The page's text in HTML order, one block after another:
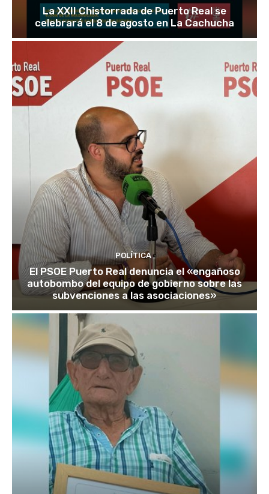
La XXII Chistorrada de Puerto Real se
celebrará el 8 de agosto en La Cachucha
POLÍTICA
El PSOE Puerto Real denuncia el «engañoso
autobombo del equipo de gobierno sobre las
subvenciones a las asociaciones»